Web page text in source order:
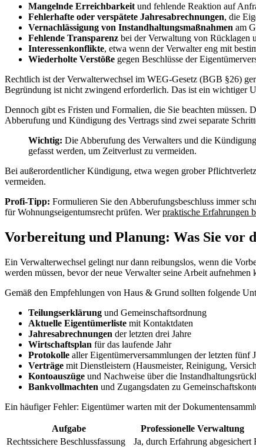
Mangelnde Erreichbarkeit und fehlende Reaktion auf
Fehlerhafte oder verspätete Jahresabrechnungen, die
Vernachlässigung von Instandhaltungsmaßnahmen am
Fehlende Transparenz bei der Verwaltung von Rücklagen
Interessenkonflikte, etwa wenn der Verwalter eng mit
Wiederholte Verstöße gegen Beschlüsse der
Rechtlich ist der Verwalterwechsel im WEG-Gesetz (BGB §26)
Begründung ist nicht zwingend erforderlich. Das ist ein wichtiger
Dennoch gibt es Fristen und Formalien, die Sie beachten
Abberufung und Kündigung des Vertrags sind zwei separate
Wichtig: Die Abberufung des Verwalters und die
gefasst werden, um Zeitverlust zu vermeiden.
Bei außerordentlicher Kündigung, etwa wegen grober
vermeiden.
Profi-Tipp: Formulieren Sie den Abberufungsbeschluss immer
für Wohnungseigentumsrecht prüfen. Werpraktische Erfahrungen
Vorbereitung und Planung: Was Sie vor
Ein Verwalterwechsel gelingt nur dann reibungslos, wenn die
werden müssen, bevor der neue Verwalter seine Arbeit aufnehmen
Gemäß den Empfehlungen von Haus & Grund sollten folgende
Teilungserklärung und Gemeinschaftsordnung
Aktuelle Eigentümerliste mit Kontaktdaten
Jahresabrechnungen der letzten drei Jahre
Wirtschaftsplan für das laufende Jahr
Protokolle aller Eigentümerversammlungen der letzten fünf
Verträge mit Dienstleistern (Hausmeister, Reinigung,
Kontoauszüge und Nachweise über die
Bankvollmachten und Zugangsdaten zu
Ein häufiger Fehler: Eigentümer warten mit der
Aufgabe Professionelle Verwaltung
Rechtssichere Beschlussfassung
Ja, durch Erfahrung abgesichert